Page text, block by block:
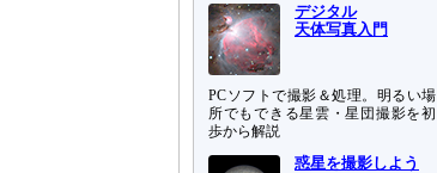
デジタル
天体写真入門
PCソフトで撮影＆処理。明るい場
所でもできる星雲・星団撮影を初
歩から解説
惑星を撮影しよう